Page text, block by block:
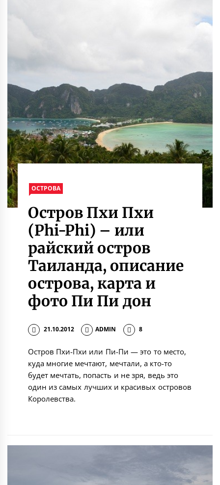
ОСТРОВА
Остров Пхи Пхи
(Phi-Phi) – или
райский остров
Таиланда, описание
острова, карта и
фото Пи Пи дон
21.10.2012 ADMIN 8
Остров Пхи-Пхи или Пи-Пи — это то место,
куда многие мечтают, мечтали, а кто-то
будет мечтать, попасть и не зря, ведь это
один из самых лучших и красивых островов
Королевства.